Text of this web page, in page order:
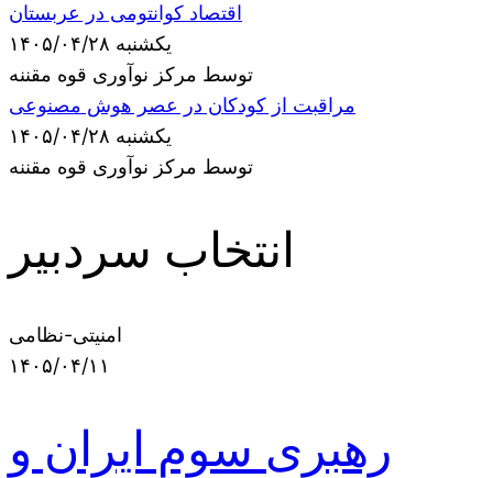
اقتصاد کوانتومی در عربستان
یکشنبه ۱۴۰۵/۰۴/۲۸
توسط مرکز نوآوری قوه مقننه
مراقبت از کودکان در عصر هوش مصنوعی
یکشنبه ۱۴۰۵/۰۴/۲۸
توسط مرکز نوآوری قوه مقننه
انتخاب سردبیر
امنیتی-نظامی
۱۴۰۵/۰۴/۱۱
رهبری سوم ایران و